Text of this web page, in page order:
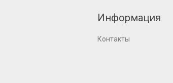
Информация
Контакты